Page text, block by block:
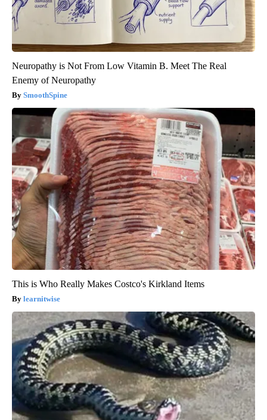
Neuropathy is Not From Low Vitamin B. Meet The Real
Enemy of Neuropathy
SmoothSpine
This is Who Really Makes Costco's Kirkland Items
learnitwise